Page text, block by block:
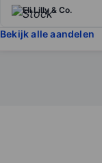
Eli Lilly & Co.
Bekijk alle aandelen